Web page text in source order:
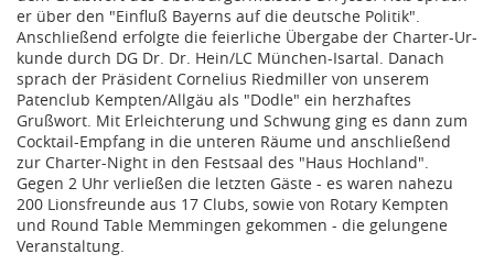
er über den "Einfluß Bayerns auf die deutsche Politik".
Anschließend erfolgte die feierliche Übergabe der Charter-Ur-
kunde durch DG Dr. Dr. Hein/LC München-Isartal. Danach
sprach der Präsident Cornelius Riedmiller von unserem
Patenclub Kempten/Allgäu als "Dodle" ein herzhaftes
Grußwort. Mit Erleichterung und Schwung ging es dann zum
Cocktail-Empfang in die unteren Räume und anschließend
zur Charter-Night in den Festsaal des "Haus Hochland".
Gegen 2 Uhr verließen die letzten Gäste - es waren nahezu
200 Lionsfreunde aus 17 Clubs, sowie von Rotary Kempten
und Round Table Memmingen gekommen - die gelungene
Veranstaltung.